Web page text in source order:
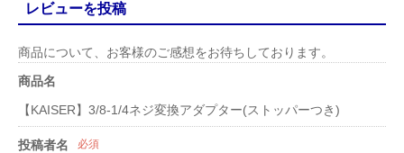
レビューを投稿
商品について、お客様のご感想をお待ちしております。
商品名
【KAISER】3/8-1/4ネジ変換アダプター(ストッパーつき)
投稿者名 必須